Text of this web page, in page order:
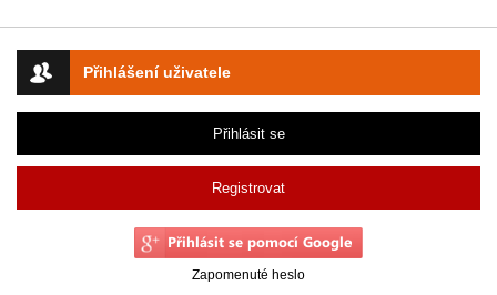
Přihlášení uživatele
Přihlásit se
Registrovat
Zapomenuté heslo